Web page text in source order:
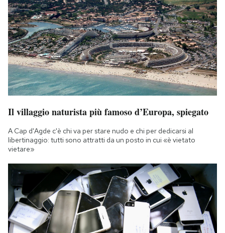
Il villaggio naturista più famoso d’Europa, spiegato
A Cap d'Agde c'è chi va per stare nudo e chi per dedicarsi al
libertinaggio: tutti sono attratti da un posto in cui «è vietato
vietare»